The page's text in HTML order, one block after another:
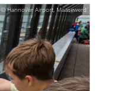
© Hannover Airport, Maasewerd